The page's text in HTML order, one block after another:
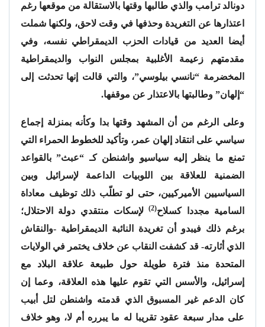
دونالد ترامب والذي طالبها وقتها بالاستقالة من موقعها رغم
اعتذارها عن التغريدة وحذفها في وقت لاحق، ولكنها شملت
أيضا العديد من قيادات الحزب الديمقراطي نفسه، وفي
مقدمتهم زعيمة الأغلبية بمجلس النواب والديمقراطية
المخضرمة “نانسي بيلوسي”، والتي قالت إنها تحدثت إلى
“إلهان” وطالبتها بالاعتذار عن موقفها.
وعلى الرغم من أن المشهد وقتها بدا وكأنه بمنزلة إجماع
سياسي على انتقاد إلهان عمر، وتأكيد للخطوط الحمراء التي
تمنع ما ينظر إليه سياسيو واشنطن كـ “عبث” بالقواعد
الضمنية للعلاقة بين اللوبيات الداعمة لإسرائيل وبين
السياسيين الأميركيين، حتى لو تطلّب ذلك توظيف معاداة
السامية مجددا كسلاح(2)
لإسكات منتقدي دولة الاحتلال؛
برغم ذلك فيبدو أن تغريدة النائبة الديمقراطية -والنقاش
الذي أثارته- قد كشفت النقاب عن خلاف يختمر في الولايات
المتحدة منذ فترة طويلة حول طبيعة علاقة البلاد مع
إسرائيل، والأسس التي تقوم عليها هذه العلاقة، وعما إن
كان الدعم غير المسبوق الذي قدمته واشنطن لتل أبيب
على مدار سبعة عقود تقريبا له ما يبرره أم لا، وهو خلاف